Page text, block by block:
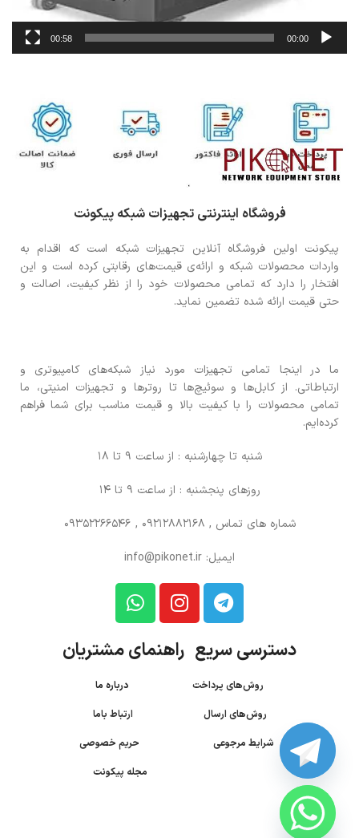
00:00
00:58
فروشگاه اینترنتی تجهیزات شبکه پیکونت
پیکونت اولین فروشگاه آنلاین تجهیزات شبکه است که اقدام به
واردات محصولات شبکه و ارائه‌ی قیمت‌های رقابتی کرده است و این
افتخار را دارد که تمامی محصولات خود را از نظر کیفیت، اصالت و
حتی قیمت ارائه شده تضمین نماید.
ما در اینجا تمامی تجهیزات مورد نیاز شبکه‌های کامپیوتری و
ارتباطاتی. از کابل‌ها و سوئیچ‌ها تا روترها و تجهیزات امنیتی، ما
تمامی محصولات را با کیفیت بالا و قیمت مناسب برای شما فراهم
کرده‌ایم.
شنبه تا چهارشنبه : از ساعت 9 تا 18
روزهای پنجشنبه : از ساعت 9 تا 14
شماره های تماس , 09212882168 , 09352266546
ایمیل: info@pikonet.ir
دسترسی سریع راهنمای مشتریان
روش‌های پرداخت درباره ما
روش‌های ارسال
ارتباط باما
شرایط مرجوعی
حریم خصوصی
مجله پیکونت
CHATY